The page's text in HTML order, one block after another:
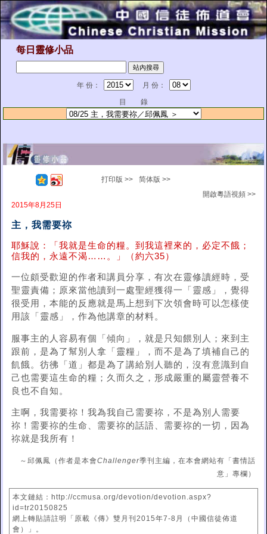
每日靈修小品
年 份：
月 份：
目 錄
打印版 >>
简体版 >>
開啟粵語視頻 >>
2015年8月25日
主，我需要祢
耶穌說：「我就是生命的糧。到我這裡來的，必定不餓；
信我的，永遠不渴……。」（約六35）
一位頗受歡迎的作者和講員分享，有次在靈修讀經時，受
聖靈責備；原來當他讀到一處聖經獲得一「靈感」，覺得
很受用，本能的反應就是馬上想到下次領會時可以怎樣使
用該「靈感」，作為他講章的材料。
服事主的人容易有個「傾向」，就是只知餵別人；來到主
跟前，是為了幫別人拿「靈糧」，而不是為了填補自己的
飢餓。彷彿「道」都是為了講給別人聽的，沒有意識到自
己也需要這生命的糧；久而久之，形成嚴重的屬靈營養不
良也不自知。
主啊，我需要祢！我為我自己需要祢，不是為別人需要
祢！需要祢的生命、需要祢的話語、需要祢的一切，因為
祢就是我所有！
～邱佩鳳（作者是本會Challenger季刊主編，在本會網站有「書情話
意」專欄）
本文鏈結：http://ccmusa.org/devotion/devotion.aspx?
id=tr20150825
網上轉貼請註明「原載《傳》雙月刊2015年7-8月（中國信徒佈道
會）」。